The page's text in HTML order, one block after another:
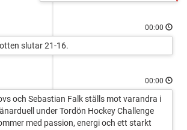
00:00
slutar 21-16.
00:00
och Sebastian Falk ställs mot varandra i
under Tordön Hockey Challenge
med passion, energi och ett starkt